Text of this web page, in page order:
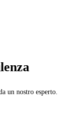
un nostro esperto.